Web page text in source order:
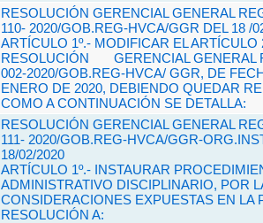
RESOLUCIÓN GERENCIAL GENERAL
110- 2020/GOB.REG-HVCA/GGR DEL 18 /
ARTÍCULO 1º.- MODIFICAR EL ARTÍCULO
RESOLUCIÓN
GERENCIAL GENERAL
002-2020/GOB.REG-HVCA/ GGR, DE
ENERO DE 2020, DEBIENDO QUEDAR
COMO A CONTINUACIÓN SE DETALLA:
RESOLUCIÓN GERENCIAL GENERAL
111- 2020/GOB.REG-HVCA/GGR-
18/02/2020
ARTÍCULO 1º.- INSTAURAR
ADMINISTRATIVO DISCIPLINARIO, POR
CONSIDERACIONES EXPUESTAS EN LA
RESOLUCIÓN A: